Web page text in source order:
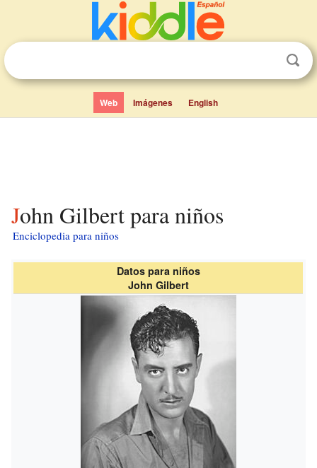
Web Imágenes English
John Gilbert para niños
Enciclopedia para niños
Datos para niños
John Gilbert